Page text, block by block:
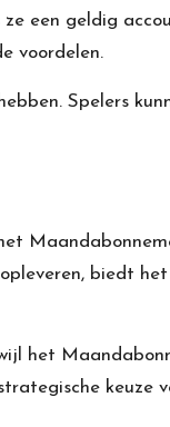
ze een geldig
voordelen.
Spelers
biedt
het
keuze